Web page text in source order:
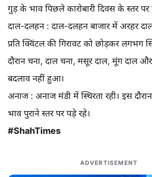
गुड़ के भाव पिछले कारोबारी दिवस के स्तर पर
दाल-दलहन : दाल-दलहन बाजार में अरहर
प्रति क्विंटल की गिरावट को छोड़कर लगभग
दौरान चना, दाल चना, मसूर दाल, मूंग दाल
बदलाव नहीं हुआ।
अनाज : अनाज मंडी में स्थिरता रही। इस
भाव पुराने स्तर पर पड़े रहे।
#ShahTimes
ADVERTISEMENT